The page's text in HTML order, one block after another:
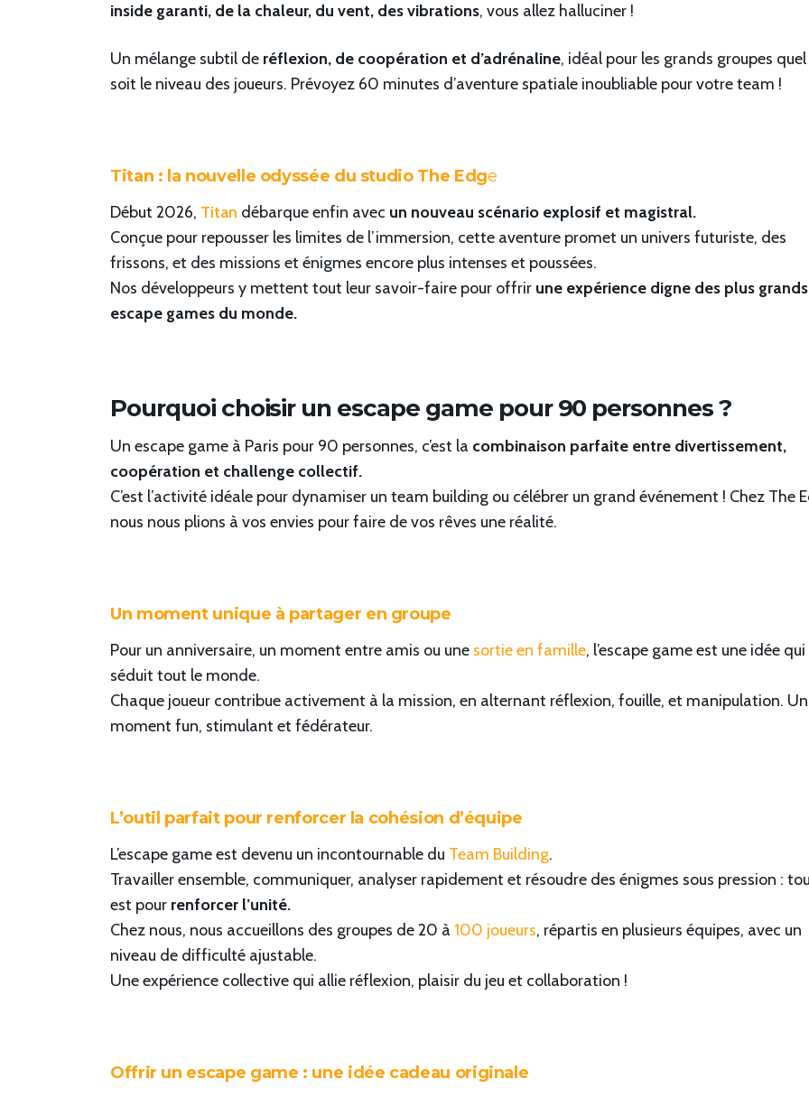
inside garanti, de la chaleur, du vent, des vibrations, vous allez halluciner !
Un mélange subtil de réflexion, de coopération et d’adrénaline, idéal pour les grands groupes
soit le niveau des joueurs. Prévoyez 60 minutes d’aventure spatiale inoubliable pour votre team !
Titan : la nouvelle odyssée du studio The Edge
Début 2026, Titan débarque enfin avec un nouveau scénario explosif et magistral.
Conçue pour repousser les limites de l’immersion, cette aventure promet un univers futuriste, des
frissons, et des missions et énigmes encore plus intenses et poussées.
Nos développeurs y mettent tout leur savoir-faire pour offrir une expérience digne des plus grands
escape games du monde.
Pourquoi choisir un escape game pour 90 personnes ?
Un escape game à Paris pour 90 personnes, c’est la combinaison parfaite entre divertissement,
coopération et challenge collectif.
C’est l’activité idéale pour dynamiser un team building ou célébrer un grand événement ! Chez The
nous nous plions à vos envies pour faire de vos rêves une réalité.
Un moment unique à partager en groupe
Pour un anniversaire, un moment entre amis ou une sortie en famille, l’escape game est une idée qui
séduit tout le monde.
Chaque joueur contribue activement à la mission, en alternant réflexion, fouille, et manipulation. Un
moment fun, stimulant et fédérateur.
L’outil parfait pour renforcer la cohésion d’équipe
L’escape game est devenu un incontournable du Team Building.
Travailler ensemble, communiquer, analyser rapidement et résoudre des énigmes sous pression :
est pour renforcer l’unité.
Chez nous, nous accueillons des groupes de 20 à 100 joueurs, répartis en plusieurs équipes, avec un
niveau de difficulté ajustable.
Une expérience collective qui allie réflexion, plaisir du jeu et collaboration !
Offrir un escape game : une idée cadeau originale